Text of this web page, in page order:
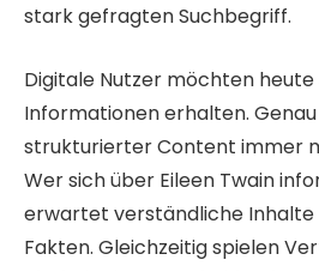
stark gefragten Suchbegriff.
Digitale Nutzer möchten
Informationen erhalten.
strukturierter Content immer
Wer sich über Eileen Twain
erwartet verständliche
Fakten. Gleichzeitig spielen